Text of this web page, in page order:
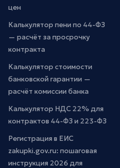
цен
Калькулятор пени по 44-ФЗ
— расчёт за просрочку
контракта
Калькулятор стоимости
банковской гарантии —
расчёт комиссии банка
Калькулятор НДС 22% для
контрактов 44-ФЗ и 223-ФЗ
Регистрация в ЕИС
zakupki.gov.ru: пошаговая
инструкция 2026 для